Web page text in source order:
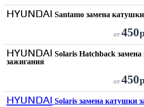
HYUNDAI Santamo замена
от 450
HYUNDAI Solaris Hatchback
зажигания
от 450
HYUNDAI Solaris замена катушки